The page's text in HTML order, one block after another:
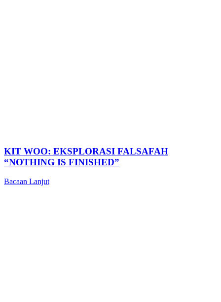
KIT WOO: EKSPLORASI FALSAFAH
“NOTHING IS FINISHED”
Bacaan Lanjut